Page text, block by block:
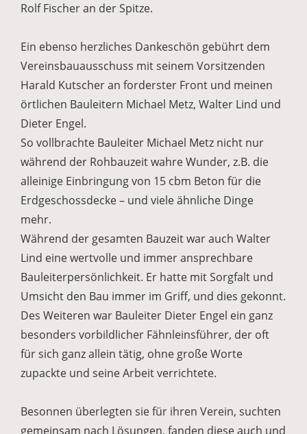
Rolf Fischer an der Spitze.
Ein ebenso herzliches Dankeschön gebührt dem
Vereinsbauausschuss mit seinem Vorsitzenden
Harald Kutscher an forderster Front und meinen
örtlichen Bauleitern Michael Metz, Walter Lind und
Dieter Engel.
So vollbrachte Bauleiter Michael Metz nicht nur
während der Rohbauzeit wahre Wunder, z.B. die
alleinige Einbringung von 15 cbm Beton für die
Erdgeschossdecke – und viele ähnliche Dinge
mehr.
Während der gesamten Bauzeit war auch Walter
Lind eine wertvolle und immer ansprechbare
Bauleiterpersönlichkeit. Er hatte mit Sorgfalt und
Umsicht den Bau immer im Griff, und dies gekonnt.
Des Weiteren war Bauleiter Dieter Engel ein ganz
besonders vorbildlicher Fähnleinsführer, der oft
für sich ganz allein tätig, ohne große Worte
zupackte und seine Arbeit verrichtete.
Besonnen überlegten sie für ihren Verein, suchten
gemeinsam nach Lösungen, fanden diese auch und